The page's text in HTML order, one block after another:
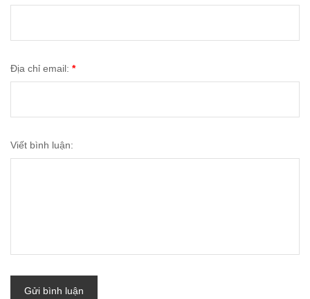
Địa chỉ email: *
Viết bình luận:
Gửi bình luận